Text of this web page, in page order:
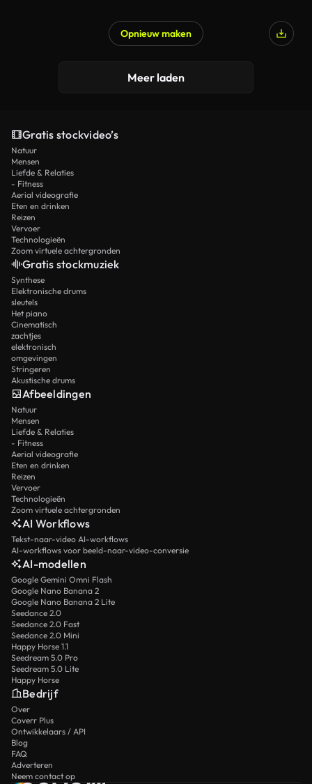
Opnieuw maken
Meer laden
Gratis stockvideo’s
Natuur
Mensen
Liefde & Relaties
- Fitness
Aerial videografie
Eten en drinken
Reizen
Vervoer
Technologieën
Zoom virtuele achtergronden
Gratis stockmuziek
Synthese
Elektronische drums
sleutels
Het piano
Cinematisch
zachtjes
elektronisch
omgevingen
Stringeren
Akustische drums
Afbeeldingen
Natuur
Mensen
Liefde & Relaties
- Fitness
Aerial videografie
Eten en drinken
Reizen
Vervoer
Technologieën
Zoom virtuele achtergronden
AI Workflows
Tekst-naar-video AI-workflows
AI-workflows voor beeld-naar-video-conversie
AI-modellen
Google Gemini Omni Flash
Google Nano Banana 2
Google Nano Banana 2 Lite
Seedance 2.0
Seedance 2.0 Fast
Seedance 2.0 Mini
Happy Horse 1.1
Seedream 5.0 Pro
Seedream 5.0 Lite
Happy Horse
Bedrijf
Over
Coverr Plus
Ontwikkelaars / API
Blog
FAQ
Adverteren
Neem contact op